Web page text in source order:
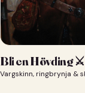
Bli en Hövding ⚔️